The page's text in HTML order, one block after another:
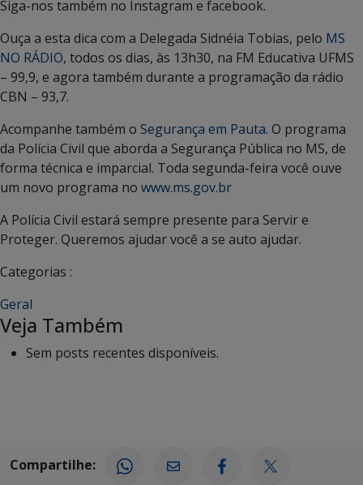
Siga-nos também no Instagram e facebook.
Ouça a esta dica com a Delegada Sidnéia Tobias, pelo MS
NO RÁDIO, todos os dias, às 13h30, na FM Educativa UFMS
– 99,9, e agora também durante a programação da rádio
CBN – 93,7.
Acompanhe também o Segurança em Pauta. O programa
da Polícia Civil que aborda a Segurança Pública no MS, de
forma técnica e imparcial. Toda segunda-feira você ouve
um novo programa no www.ms.gov.br
A Polícia Civil estará sempre presente para Servir e
Proteger. Queremos ajudar você a se auto ajudar.
Categorias :
Geral
Veja Também
Sem posts recentes disponíveis.
Compartilhe: